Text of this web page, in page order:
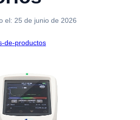
el: 25 de junio de 2026
de-productos